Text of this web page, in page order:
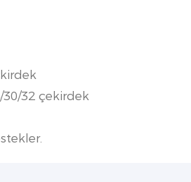
30/32 çekirdek